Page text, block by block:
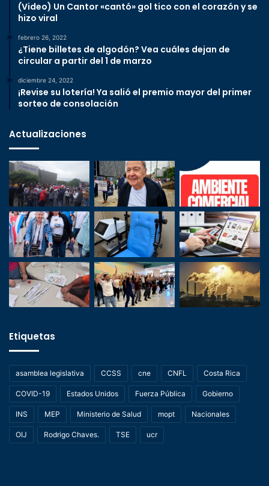
(Video) Un Cantor «cantó» gol tico con el corazón y se
hizo viral
febrero 26, 2022
¿Tiene billetes de algodón? Vea cuáles dejan de
circular a partir del 1 de marzo
diciembre 24, 2022
¡Revise su lotería! Ya salió el premio mayor del primer
sorteo de consolación
Actualizaciones
Etiquetas
asamblea legislativa CCSS cne CNFL Costa Rica
COVID-19 Estados Unidos Fuerza Pública Gobierno
INS MEP Ministerio de Salud mopt Nacionales
OIJ Rodrigo Chaves. TSE ucr